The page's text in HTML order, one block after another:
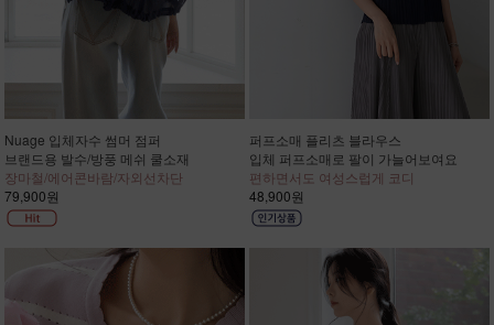
Nuage 입체자수 썸머 점퍼
브랜드용 발수/방풍 메쉬 쿨소재
장마철/에어콘바람/자외선차단
79,900원
퍼프소매 플리츠 블라우스
입체 퍼프소매로 팔이 가늘어보여요
편하면서도 여성스럽게 코디
48,900원